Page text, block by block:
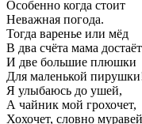
Особенно когда стоит
Неважная погода.
Тогда варенье или мёд
В два счёта мама достаёт
И две большие плюшки
Для маленькой
Я улыбаюсь до ушей,
А чайник мой грохочет,
Хохочет, словно муравей